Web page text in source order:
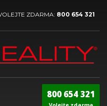
ZDARMA: 800 654 321
800 654 321